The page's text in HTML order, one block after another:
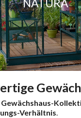
NATURA
Verhältnis.